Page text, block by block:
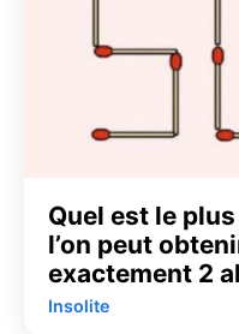
Quel est le
l’on peut
exactement 2
Insolite